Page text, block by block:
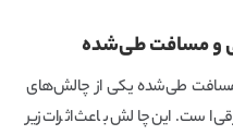
و مسافت طی‌شده
مسافت طی‌شده یکی از چالش‌های
است. این چالش‌ باعث اثرات زیر